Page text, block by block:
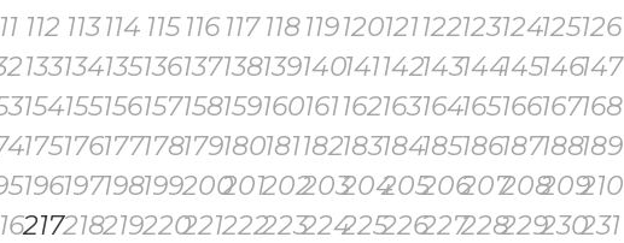
112 113 114 115 116 117 118 119120121122123124125126
133134135136137138139140141142143144145146147
154155156157158159160161162163164165166167168
175176177178179180181182183184185186187188189
196197198199200201202203204205206207208209210
217218219220221222223224225226227228229230231